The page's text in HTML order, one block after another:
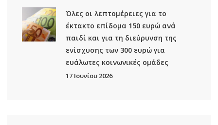
Όλες οι λεπτομέρειες για το
έκτακτο επίδομα 150 ευρώ ανά
παιδί και για τη διεύρυνση της
ενίσχυσης των 300 ευρώ για
ευάλωτες κοινωνικές ομάδες
17 Ιουνίου 2026